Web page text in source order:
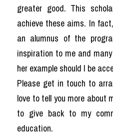
greater good. This
achieve these aims. In
an alumnus of the
inspiration to me and
her example should I be
Please get in touch to
love to tell you more about
to give back to my
education.